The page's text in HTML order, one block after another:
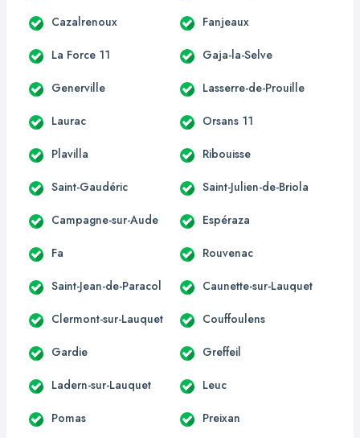
Cazalrenoux Fanjeaux
La Force 11 Gaja-la-Selve
Generville Lasserre-de-Prouille
Laurac Orsans 11
Plavilla Ribouisse
Saint-Gaudéric Saint-Julien-de-Briola
Campagne-sur-Aude Espéraza
Fa Rouvenac
Saint-Jean-de-Paracol Caunette-sur-Lauquet
Clermont-sur-Lauquet Couffoulens
Gardie Greffeil
Ladern-sur-Lauquet Leuc
Pomas Preixan